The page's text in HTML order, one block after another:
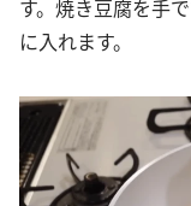
す。焼き豆腐を手
に入れます。